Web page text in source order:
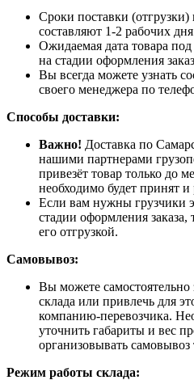
Сроки поставки
составляют 1-2 рабочих
Ожидаемая дата товара под
на стадии оформления
Вы всегда можете узнать
своего менеджера по
Способы доставки:
Важно! Доставка по
нашими партнерами
привезёт товар только до
необходимо будет принят и
Если вам нужны грузчики
стадии оформления заказа,
его отгрузкой.
Самовывоз:
Вы можете самостоятельно
склада или привлечь для
компанию-перевозчика.
уточнить габариты и вес
организовывать самовывоз
Режим работы склада: